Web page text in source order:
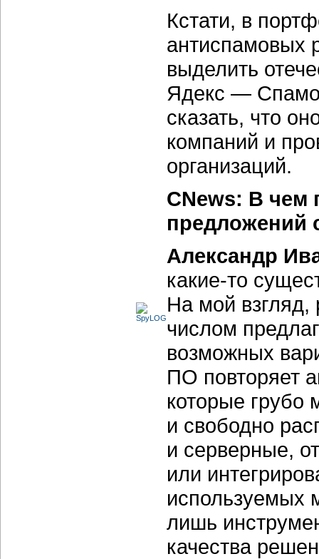
Кстати, в
антиспамовых
выделить
Ядекс —
сказать, что
компаний и
организаций.
CNews: В чем
предложений
Александр
какие-то
На мой взгляд,
числом
возможных
ПО повторяет
которые грубо
и свободно
и серверные,
или
используемых
лишь
качества